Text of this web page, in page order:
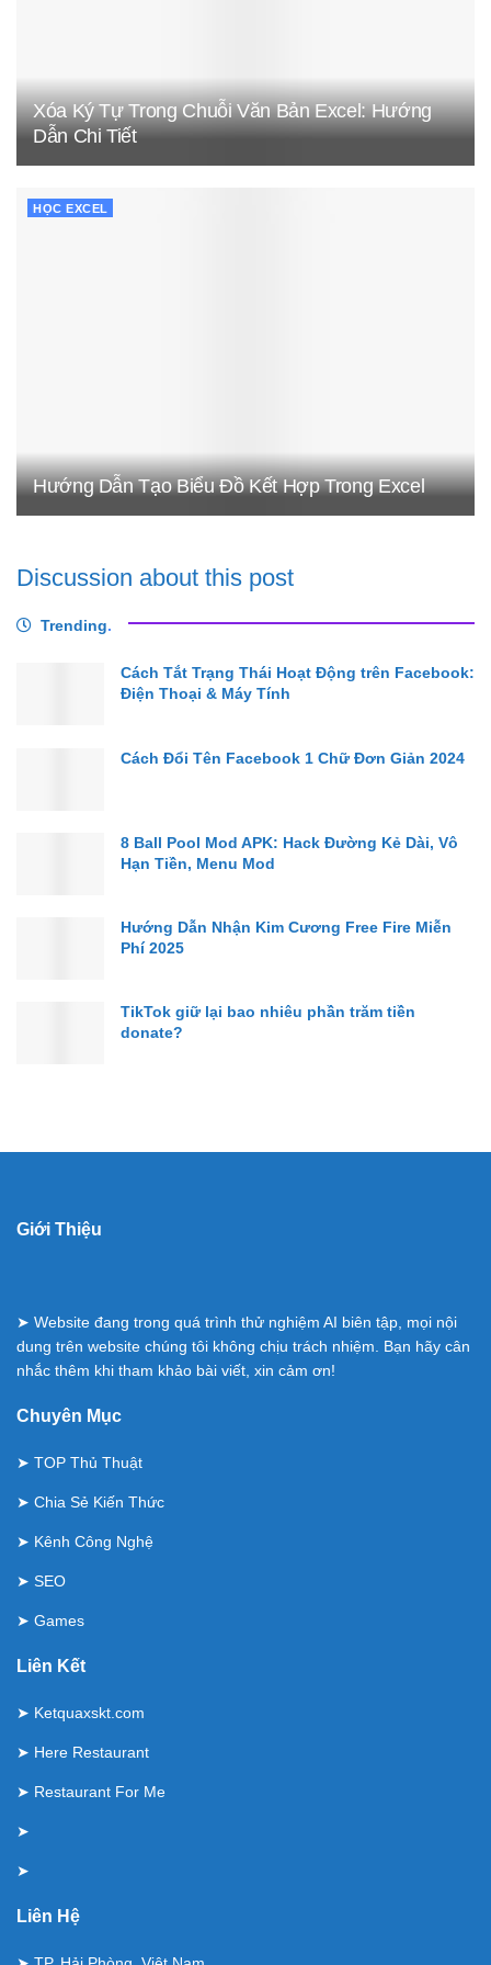
Xóa Ký Tự Trong Chuỗi Văn Bản Excel: Hướng
Dẫn Chi Tiết
HỌC EXCEL
Hướng Dẫn Tạo Biểu Đồ Kết Hợp Trong Excel
Discussion about this post
Trending.
Cách Tắt Trạng Thái Hoạt Động trên Facebook:
Điện Thoại & Máy Tính
Cách Đổi Tên Facebook 1 Chữ Đơn Giản 2024
8 Ball Pool Mod APK: Hack Đường Kẻ Dài, Vô
Hạn Tiền, Menu Mod
Hướng Dẫn Nhận Kim Cương Free Fire Miễn
Phí 2025
TikTok giữ lại bao nhiêu phần trăm tiền
donate?
Giới Thiệu
➤ Website đang trong quá trình thử nghiệm AI biên tập, mọi nội
dung trên website chúng tôi không chịu trách nhiệm. Bạn hãy cân
nhắc thêm khi tham khảo bài viết, xin cảm ơn!
Chuyên Mục
➤ TOP Thủ Thuật
➤ Chia Sẻ Kiến Thức
➤ Kênh Công Nghệ
➤ SEO
➤ Games
Liên Kết
➤ Ketquaxskt.com
➤ Here Restaurant
➤ Restaurant For Me
➤
➤
Liên Hệ